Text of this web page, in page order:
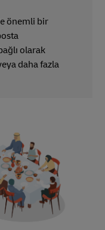
önemli bir
olarak
daha fazla